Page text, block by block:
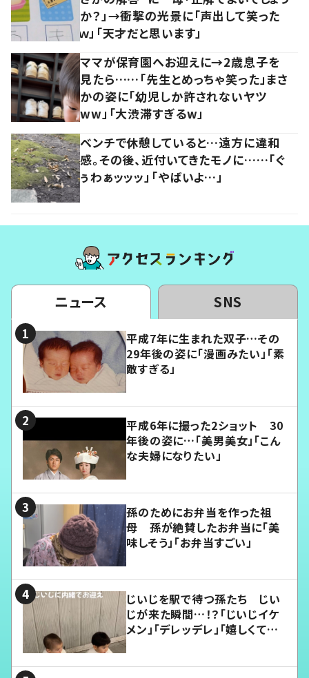
か？」→衝撃の光景に「声出して笑った
ｗ」「天才だと思います」
ママが保育園へお迎えに→2歳息子を
見たら……「先生とめっちゃ笑った」まさ
かの姿に「幼児しか許されないヤツ
ww」「大渋滞すぎるw」
ベンチで休憩していると…遠方に違和
感。その後、近付いてきたモノに……「ぐ
ぅわぁッッッ」「やばいよ…」
ニュース SNS
平成7年に生まれた双子…その
29年後の姿に「漫画みたい」「素
敵すぎる」
平成6年に撮った2ショット 30
年後の姿に…「美男美女」「こん
な夫婦になりたい」
孫のためにお弁当を作った祖
母 孫が絶賛したお弁当に「美
味しそう」「お弁当すごい」
じいじを駅で待つ孫たち じい
じが来た瞬間…！？「じいじイケ
メン」「デレッデレ」「嬉しくて可